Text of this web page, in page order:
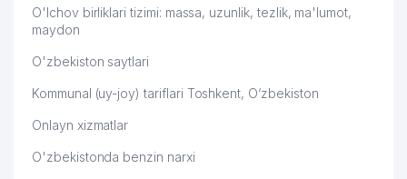
53
O'ZBEKISTON EVREY MILLIY
55
KORXONASI
56 GARANT TRAVEL MChJ
O'lchov birliklari tizimi: massa, uzunlik, tezlik, ma'lumot,
maydon
O'zbekiston saytlari
Kommunal (uy-joy) tariflari Toshkent, O‘zbekiston
Onlayn xizmatlar
O'zbekistonda benzin narxi